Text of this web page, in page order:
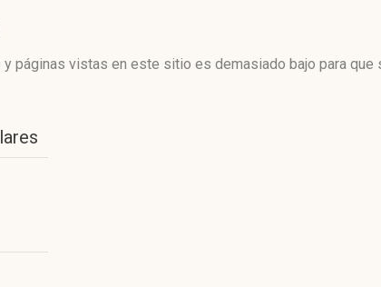
páginas vistas en este sitio es demasiado bajo para que